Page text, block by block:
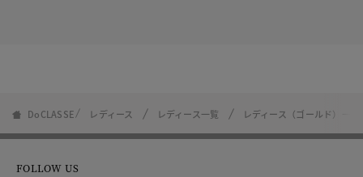
DoCLASSE レディース レディース一覧 レディース（ゴールド）一覧
FOLLOW US